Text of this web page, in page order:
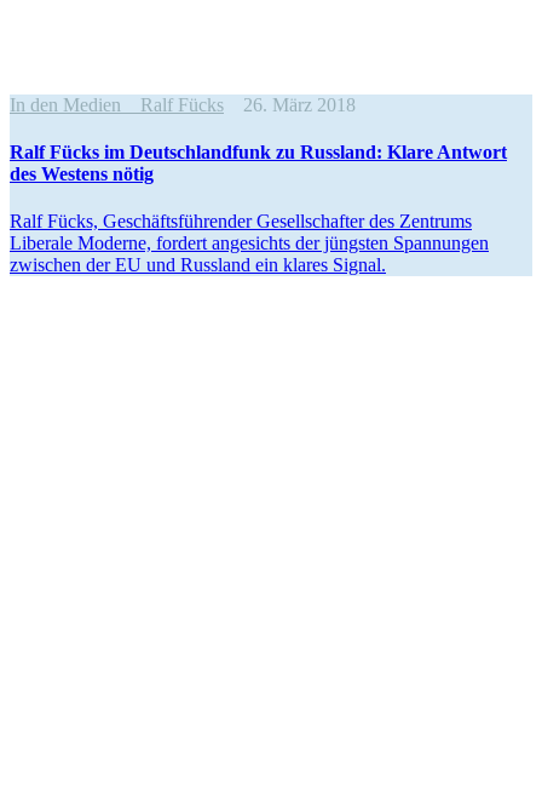
In den Medien Ralf Fücks 26. März 2018
Ralf Fücks im Deutsch­landfunk zu Russland: Klare Antwort
des Westens nötig
Ralf Fücks, Geschäfts­füh­render Gesell­schafter des Zentrums
Liberale Moderne, fordert angesichts der jüngsten Spannungen
zwischen der EU und Russland ein klares Signal.